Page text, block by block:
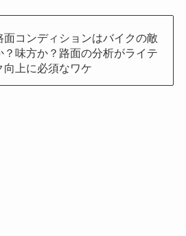
面コンディションはバイクの敵
？味方か？路面の分析がライテ
向上に必須なワケ